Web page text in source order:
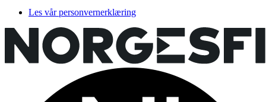
Les vår personvernerklæring